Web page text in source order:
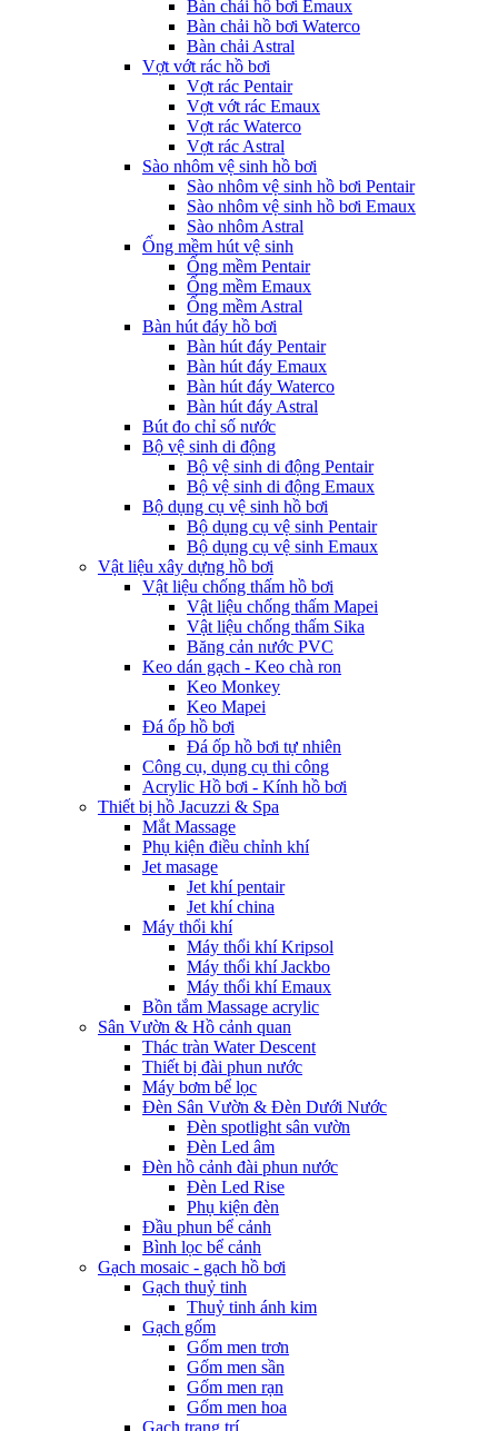
Bàn chải hồ bơi Emaux
Bàn chải hồ bơi Waterco
Bàn chải Astral
Vợt vớt rác hồ bơi
Vợt rác Pentair
Vợt vớt rác Emaux
Vợt rác Waterco
Vợt rác Astral
Sào nhôm vệ sinh hồ bơi
Sào nhôm vệ sinh hồ bơi Pentair
Sào nhôm vệ sinh hồ bơi Emaux
Sào nhôm Astral
Ống mềm hút vệ sinh
Ống mềm Pentair
Ống mềm Emaux
Ống mềm Astral
Bàn hút đáy hồ bơi
Bàn hút đáy Pentair
Bàn hút đáy Emaux
Bàn hút đáy Waterco
Bàn hút đáy Astral
Bút đo chỉ số nước
Bộ vệ sinh di động
Bộ vệ sinh di động Pentair
Bộ vệ sinh di động Emaux
Bộ dụng cụ vệ sinh hồ bơi
Bộ dụng cụ vệ sinh Pentair
Bộ dụng cụ vệ sinh Emaux
Vật liệu xây dựng hồ bơi
Vật liệu chống thấm hồ bơi
Vật liệu chống thấm Mapei
Vật liệu chống thấm Sika
Băng cản nước PVC
Keo dán gạch - Keo chà ron
Keo Monkey
Keo Mapei
Đá ốp hồ bơi
Đá ốp hồ bơi tự nhiên
Công cụ, dụng cụ thi công
Acrylic Hồ bơi - Kính hồ bơi
Thiết bị hồ Jacuzzi & Spa
Mắt Massage
Phụ kiện điều chỉnh khí
Jet masage
Jet khí pentair
Jet khí china
Máy thổi khí
Máy thổi khí Kripsol
Máy thổi khí Jackbo
Máy thổi khí Emaux
Bồn tắm Massage acrylic
Sân Vườn & Hồ cảnh quan
Thác tràn Water Descent
Thiết bị đài phun nước
Máy bơm bể lọc
Đèn Sân Vườn & Đèn Dưới Nước
Đèn spotlight sân vườn
Đèn Led âm
Đèn hồ cảnh đài phun nước
Đèn Led Rise
Phụ kiện đèn
Đầu phun bể cảnh
Bình lọc bể cảnh
Gạch mosaic - gạch hồ bơi
Gạch thuỷ tinh
Thuỷ tinh ánh kim
Gạch gốm
Gốm men trơn
Gốm men sần
Gốm men rạn
Gốm men hoa
Gạch trang trí